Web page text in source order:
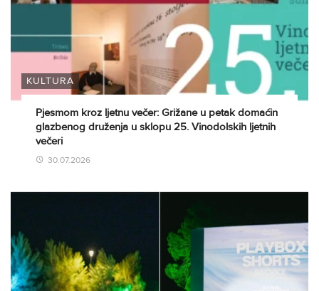
KULTURA
Pjesmom kroz ljetnu večer: Grižane u petak domaćin
glazbenog druženja u sklopu 25. Vinodolskih ljetnih
večeri
30.07.2026